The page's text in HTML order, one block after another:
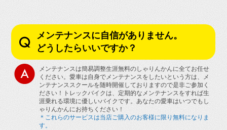
メンテナンスに自信がありません。
どうしたらいいですか？
メンテナンスは簡易調整生涯無料のしゃりんかんに全てお任せ
ください。愛車は自身でメンテナンスをしたいという方は、メ
ンテナンススクールを随時開催しておりますので是非ご参加く
ださい！トレックバイクは、定期的なメンテナンスをすれば生
涯乗れる環境に優しいバイクです。あなたの愛車はいつでもし
ゃりんかんにお持ちください！
＊これらのサービスは当店ご購入のお客様に限り無料になりま
す。